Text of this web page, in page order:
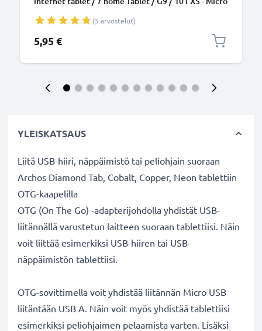
(5 arvostelut)
5,95 €
YLEISKATSAUS
Liitä USB-hiiri, näppäimistö tai peliohjain suoraan
Archos Diamond Tab, Cobalt, Copper, Neon tablettiin
OTG-kaapelilla
OTG (On The Go) -adapterijohdolla yhdistät USB-
liitännällä varustetun laitteen suoraan tablettiisi. Näin
voit liittää esimerkiksi USB-hiiren tai USB-
näppäimistön tablettiisi.
OTG-sovittimella voit yhdistää liitännän Micro USB
liitäntään USB A. Näin voit myös yhdistää tablettiisi
esimerkiksi peliohjaimen pelaamista varten. Lisäksi